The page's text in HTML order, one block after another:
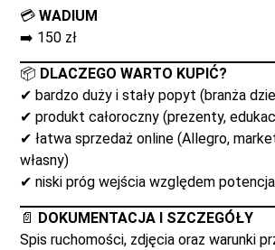
💳WADIUM
➡️ 150 zł
📦 DLACZEGO WARTO KUPIĆ?
✔ bardzo duży i stały popyt (branża
✔ produkt całoroczny (prezenty,
✔ łatwa sprzedaż online (Allegro,
własny)
✔ niski próg wejścia względem
📄
DOKUMENTACJA I SZCZEGÓŁY
Spis ruchomości, zdjęcia oraz warunki